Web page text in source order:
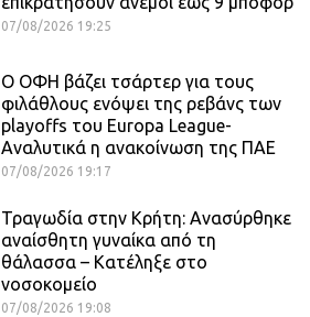
07/08/2026 19:25
Ο ΟΦΗ βάζει τσάρτερ για τους
φιλάθλους ενόψει της ρεβάνς των
playoffs του Europa League-
Αναλυτικά η ανακοίνωση της ΠΑΕ
07/08/2026 19:17
Τραγωδία στην Κρήτη: Ανασύρθηκε
αναίσθητη γυναίκα από τη
θάλασσα – Κατέληξε στο
νοσοκομείο
07/08/2026 19:08